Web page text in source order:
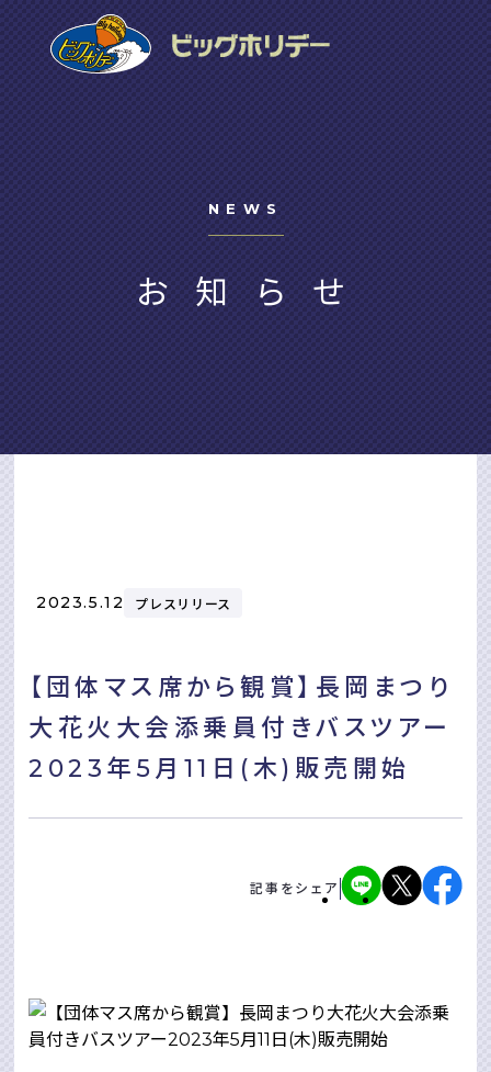
NEWS
お知らせ
2023.5.12 プレスリリース
【団体マス席から観賞】⻑岡まつり
⼤花⽕⼤会添乗員付きバスツアー
2023年5⽉11⽇(⽊)販売開始
記事をシェア